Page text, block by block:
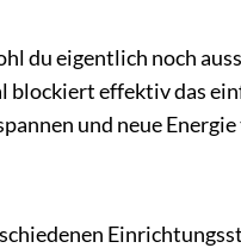
du eigentlich noch
blockiert effektiv das
und neue Energie